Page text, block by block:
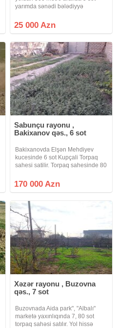
yarımda sənədi bələdiyyə
satılır real alıclar narahat etsin
25000
25 000 Azn
Sabunçu rayonu ,
Bakixanov qəs., 6 sot
Bakixanovda Elşən Mehdiyev
kucesinde 6 sot Kupçali Torpaq
sahesi satilir. Torpaq sahesinde 80
yerleşir. Elave suallar ile bagli
zeng edin.
170 000 Azn
Xəzər rayonu , Buzovna
qəs., 7 sot
Buzovnada Aida park", "Albalı"
marketə yaxınlıqında 7, 80 sot
torpaq sahəsi satılır. Yol hissə